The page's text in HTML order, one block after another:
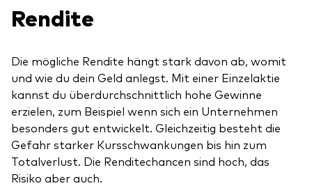
Rendite
Die mögliche Rendite hängt stark davon ab, womit
und wie du dein Geld anlegst. Mit einer Einzelaktie
kannst du überdurchschnittlich hohe Gewinne
erzielen, zum Beispiel wenn sich ein Unternehmen
besonders gut entwickelt. Gleichzeitig besteht die
Gefahr starker Kursschwankungen bis hin zum
Totalverlust. Die Renditechancen sind hoch, das
Risiko aber auch.